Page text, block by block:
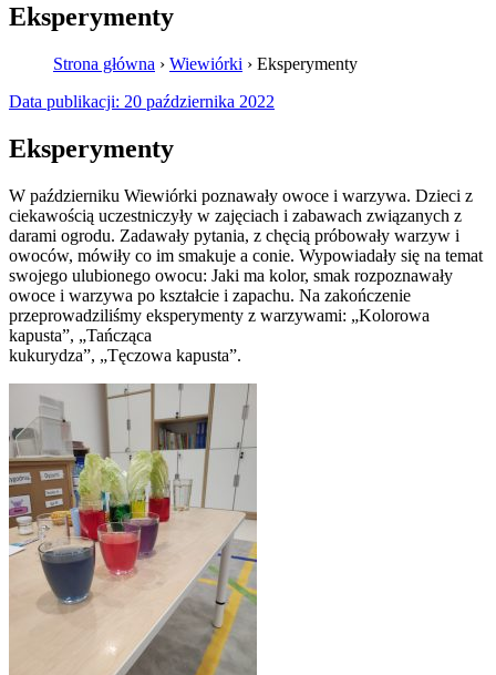
Eksperymenty
Strona główna › Wiewiórki › Eksperymenty
Data publikacji: 20 października 2022
Eksperymenty
W październiku Wiewiórki poznawały owoce i warzywa. Dzieci z
ciekawością uczestniczyły w zajęciach i zabawach związanych z
darami ogrodu. Zadawały pytania, z chęcią próbowały warzyw i
owoców, mówiły co im smakuje a conie. Wypowiadały się na temat
swojego ulubionego owocu: Jaki ma kolor, smak rozpoznawały
owoce i warzywa po kształcie i zapachu. Na zakończenie
przeprowadziliśmy eksperymenty z warzywami: „Kolorowa
kapusta”, „Tańcząca
kukurydza”, „Tęczowa kapusta”.